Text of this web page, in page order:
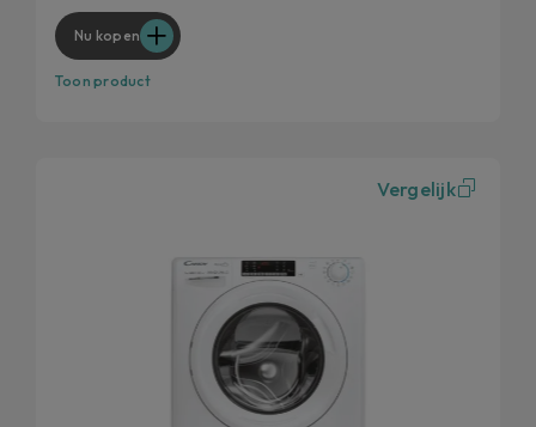
Verwijdert 99% van de dagelijkse vlekken
Hygiënische functies
Nu kopen
Toon product
Vergelijk